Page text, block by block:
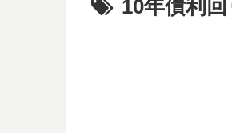
10年債利回